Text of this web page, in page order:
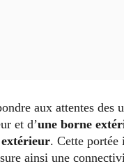
aux attentes des
et d’une borne
extérieur. Cette portée
ainsi une